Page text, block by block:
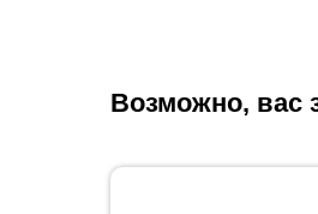
Возможно, вас